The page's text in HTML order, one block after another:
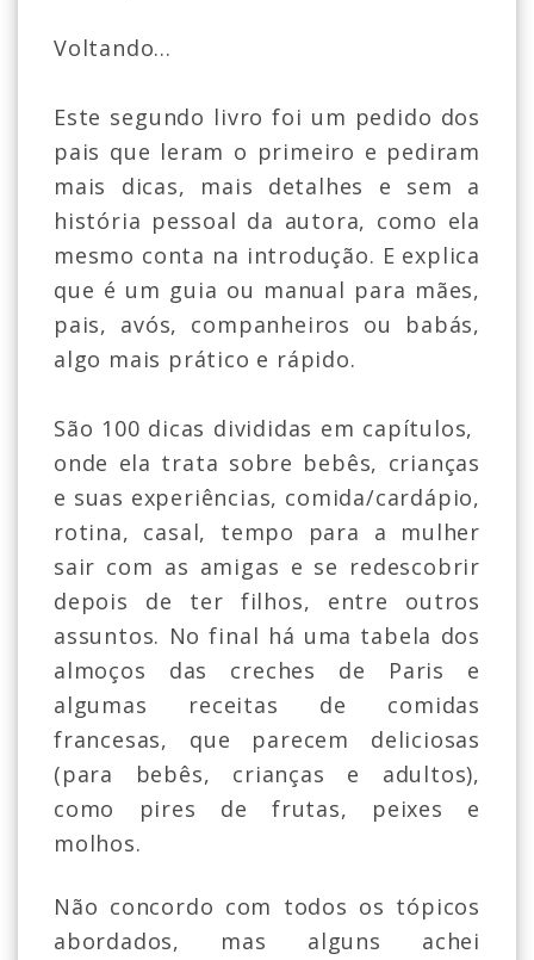
Voltando...
Este segundo livro foi um pedido dos
pais que leram o primeiro e pediram
mais dicas, mais detalhes e sem a
história pessoal da autora, como ela
mesmo conta na introdução. E explica
que é um guia ou manual para mães,
pais, avós, companheiros ou babás,
algo mais prático e rápido.
São 100 dicas divididas em capítulos,
onde ela trata sobre bebês, crianças
e suas experiências, comida/cardápio,
rotina, casal, tempo para a mulher
sair com as amigas e se redescobrir
depois de ter filhos, entre outros
assuntos. No final há uma tabela dos
almoços das creches de Paris e
algumas receitas de comidas
francesas, que parecem deliciosas
(para bebês, crianças e adultos),
como pires de frutas, peixes e
molhos.
Não concordo com todos os tópicos
abordados, mas alguns achei